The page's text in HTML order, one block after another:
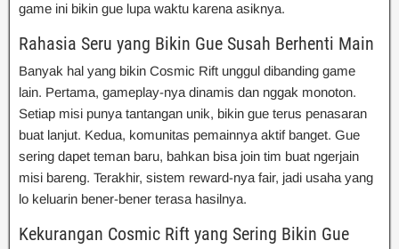
game ini bikin gue lupa waktu karena asiknya.
Rahasia Seru yang Bikin Gue Susah Berhenti Main
Banyak hal yang bikin Cosmic Rift unggul dibanding game
lain. Pertama, gameplay-nya dinamis dan nggak monoton.
Setiap misi punya tantangan unik, bikin gue terus penasaran
buat lanjut. Kedua, komunitas pemainnya aktif banget. Gue
sering dapet teman baru, bahkan bisa join tim buat ngerjain
misi bareng. Terakhir, sistem reward-nya fair, jadi usaha yang
lo keluarin bener-bener terasa hasilnya.
Kekurangan Cosmic Rift yang Sering Bikin Gue